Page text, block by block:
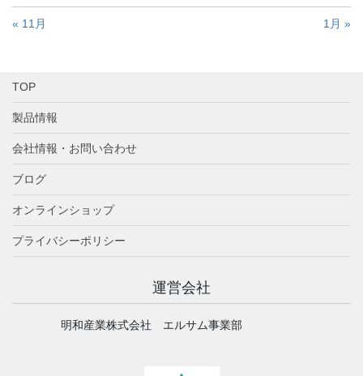
« 11月 1月 »
TOP
製品情報
会社情報・お問い合わせ
ブログ
オンラインショップ
プライバシーポリシー
運営会社
明和産業株式会社 エルサム事業部